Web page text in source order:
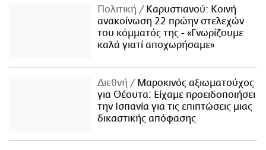
Πολιτική
Καρυστιανού: Κοινή
ανακοίνωση 22 πρώην στελεχών
του κόμματός της - «Γνωρίζουμε
καλά γιατί αποχωρήσαμε»
Διεθνή
Μαροκινός αξιωματούχος
για Θέουτα: Είχαμε προειδοποιήσει
την Ισπανία για τις επιπτώσεις μιας
δικαστικής απόφασης